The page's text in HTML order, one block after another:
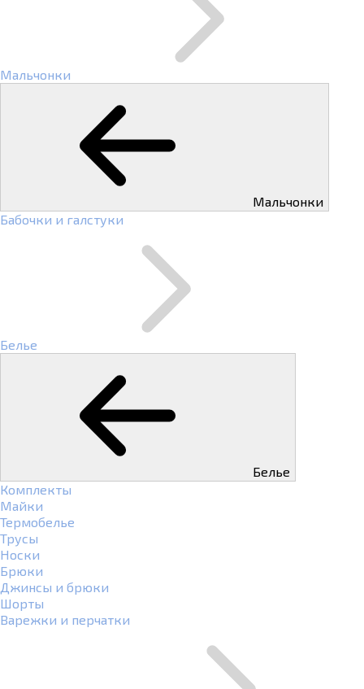
Мальчонки
Мальчонки
Бабочки и галстуки
Белье
Белье
Комплекты
Майки
Термобелье
Трусы
Носки
Брюки
Джинсы и брюки
Шорты
Варежки и перчатки